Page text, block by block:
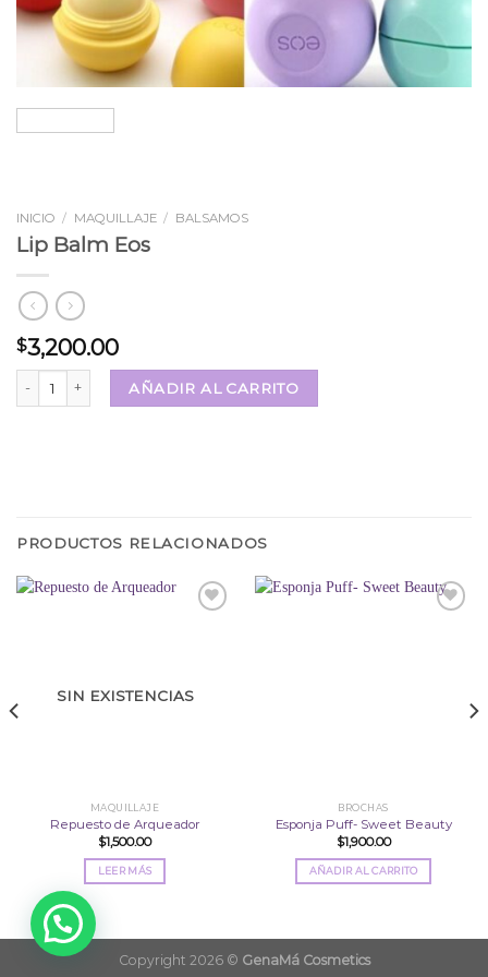
INICIO / MAQUILLAJE / BALSAMOS
Lip Balm Eos
$3,200.00
Lip Balm Eos cantidad
AÑADIR AL CARRITO
PRODUCTOS RELACIONADOS
SIN EXISTENCIAS
MAQUILLAJE
Repuesto de Arqueador
$1,500.00
LEER MÁS
BROCHAS
Esponja Puff- Sweet Beauty
$1,900.00
AÑADIR AL CARRITO
Copyright 2026 © GenaMá Cosmetics